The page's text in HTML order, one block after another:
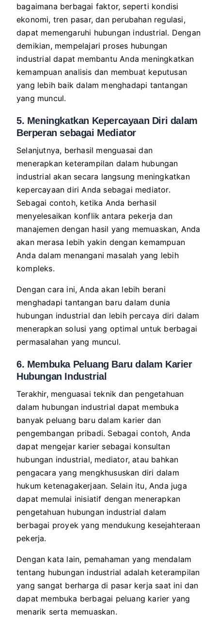
bagaimana berbagai faktor, seperti kondisi
ekonomi, tren pasar, dan perubahan regulasi,
dapat memengaruhi hubungan industrial. Dengan
demikian, mempelajari proses hubungan
industrial dapat membantu Anda meningkatkan
kemampuan analisis dan membuat keputusan
yang lebih baik dalam menghadapi tantangan
yang muncul.
5. Meningkatkan Kepercayaan Diri dalam
Berperan sebagai Mediator
Selanjutnya, berhasil menguasai dan
menerapkan keterampilan dalam hubungan
industrial akan secara langsung meningkatkan
kepercayaan diri Anda sebagai mediator.
Sebagai contoh, ketika Anda berhasil
menyelesaikan konflik antara pekerja dan
manajemen dengan hasil yang memuaskan, Anda
akan merasa lebih yakin dengan kemampuan
Anda dalam menangani masalah yang lebih
kompleks.
Dengan cara ini, Anda akan lebih berani
menghadapi tantangan baru dalam dunia
hubungan industrial dan lebih percaya diri dalam
menerapkan solusi yang optimal untuk berbagai
permasalahan yang muncul.
6. Membuka Peluang Baru dalam Karier
Hubungan Industrial
Terakhir, menguasai teknik dan pengetahuan
dalam hubungan industrial dapat membuka
banyak peluang baru dalam karier dan
pengembangan pribadi. Sebagai contoh, Anda
dapat mengejar karier sebagai konsultan
hubungan industrial, mediator, atau bahkan
pengacara yang mengkhususkan diri dalam
hukum ketenagakerjaan. Selain itu, Anda juga
dapat memulai inisiatif dengan menerapkan
pengetahuan hubungan industrial dalam
berbagai proyek yang mendukung kesejahteraan
pekerja.
Dengan kata lain, pemahaman yang mendalam
tentang hubungan industrial adalah keterampilan
yang sangat berharga di pasar kerja saat ini dan
dapat membuka berbagai peluang karier yang
menarik serta memuaskan.